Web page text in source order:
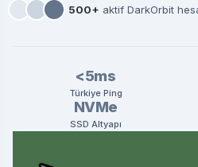
500+ aktif DarkOrbit
<5ms
Türkiye Ping
NVMe
SSD Altyapı